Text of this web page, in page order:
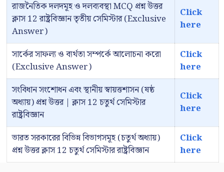
রাজনৈতিক দলদমূহ ও দলব্যবস্থা MCQ প্রশ্ন উত্তর
ক্লাস 12 রাষ্ট্রবিজ্ঞান তৃতীয় সেমিস্টার (Exclusive
Answer)
Click
here
সার্কের সাফল্য ও ব্যর্থতা সম্পর্কে আলোচনা করো
(Exclusive Answer)
Click
here
সংবিধান সংশোধন এবং স্থানীয় স্বায়ত্তশাসন (ষষ্ঠ
অধ্যায়) প্রশ্ন উত্তর | ক্লাস 12 চতুর্থ সেমিস্টার
রাষ্ট্রবিজ্ঞান
Click
here
ভারত সরকারের বিভিন্ন বিভাগসমূহ (চতুর্থ অধ্যায়)
প্রশ্ন উত্তর ক্লাস 12 চতুর্থ সেমিস্টার রাষ্ট্রবিজ্ঞান
Click
here